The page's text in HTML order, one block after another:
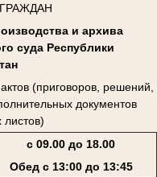
и архива
суда Республики
(приговоров, решений,
документов
листов)
с 09.00 до 18.00
Обед с 13:00 до 13:45